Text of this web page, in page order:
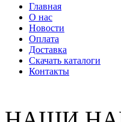
Главная
О нас
Новости
Оплата
Доставка
Скачать каталоги
Контакты